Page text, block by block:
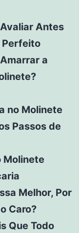
Antes
Perfeito
a
no Molinete
Passos de
Molinete
Melhor, Por
Caro?
Que Todo